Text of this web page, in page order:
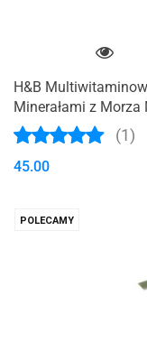
H&B
Minerałami z
(1)
45.00
POLECAMY